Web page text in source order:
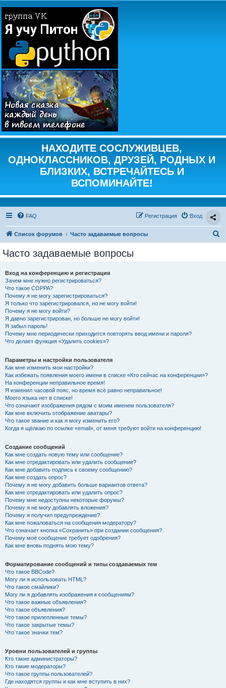
НАХОДИТЕ СОСЛУЖИВЦЕВ,
ОДНОКЛАССНИКОВ, ДРУЗЕЙ, РОДНЫХ И
БЛИЗКИХ, ВСТРЕЧАЙТЕСЬ И
ВСПОМИНАЙТЕ!
FAQ Вход
Регистрация
Список форумов Часто задаваемые вопросы
Часто задаваемые вопросы
Вход на конференцию и регистрация
Зачем мне нужно регистрироваться?
Что такое COPPA?
Почему я не могу зарегистрироваться?
Я только что зарегистрировался, но не могу войти!
Почему я не могу войти?
Я давно зарегистрирован, но больше не могу войти!
Я забыл пароль!
Почему мне периодически приходится повторять ввод имени и пароля?
Что делает функция «Удалить cookies»?
Параметры и настройки пользователя
Как мне изменить мои настройки?
Как избежать появления моего имени в списке «Кто сейчас на конференции»?
На конференции неправильное время!
Я изменил часовой пояс, но время всё равно неправильное!
Моего языка нет в списке!
Что означают изображения рядом с моим именем пользователя?
Как мне включить отображение аватары?
Что такое звание и как я могу изменить его?
Когда я щёлкаю по ссылке «email», от меня требуют войти на конференцию!
Создание сообщений
Как мне создать новую тему или сообщение?
Как мне отредактировать или удалить сообщение?
Как мне добавить подпись к своему сообщению?
Как мне создать опрос?
Почему я не могу добавить больше вариантов ответа?
Как мне отредактировать или удалить опрос?
Почему мне недоступны некоторые форумы?
Почему я не могу добавлять вложения?
Почему я получил предупреждение?
Как мне пожаловаться на сообщения модератору?
Что означает кнопка «Сохранить» при создании сообщения?
Почему моё сообщение требует одобрения?
Как мне вновь поднять мою тему?
Форматирование сообщений и типы создаваемых тем
Что такое BBCode?
Могу ли я использовать HTML?
Что такое смайлики?
Могу ли я добавлять изображения к сообщениям?
Что такое важные объявления?
Что такое объявления?
Что такое прилепленные темы?
Что такое закрытые темы?
Что такое значки тем?
Уровни пользователей и группы
Кто такие администраторы?
Кто такие модераторы?
Что такое группы пользователей?
Где находятся группы и как мне вступить в них?